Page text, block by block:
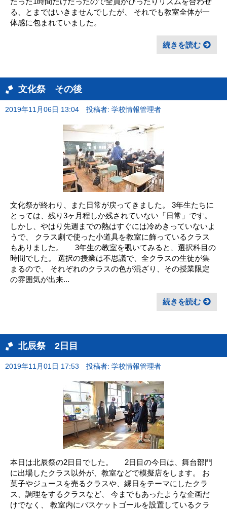
る、とまではいきませんでしたが、 それでも教室全体が一
体感に包まれていました。
続きを読む
文化祭 その後
2019年11月06日 13:04 投稿者: 学校情報管理者
文化祭が終わり、また日常が戻ってきました。 3年生たちに
とっては、残り3ヶ月程しか残されていない「日常」です。
しかし、やはり先週までの熱はすぐには冷めきっていないよ
うで、 クラス劇で使った小道具を教室に飾っているクラス
もありました。 3年生の教室を覗いてみると、選択科目の
時間でした。 選択の授業は不思議で、全クラスの生徒が集
まるので、 それぞれのクラスの色が混ざり、その授業限定
の雰囲気が出来...
続きを読む
北辰祭 2日目
2019年11月01日 17:53 投稿者: 学校情報管理者
本日は北辰祭の2日目でした。 2日目の今日は、舞台部門
に出場したクラス以外が、教室などで模擬店をします。 お
菓子やジュースを売るクラスや、縁日をテーマにしたクラ
ス、調理をするクラスなど、 今までもあったような企画だ
けでなく、 教室内にバスケットゴールを設置しているクラ